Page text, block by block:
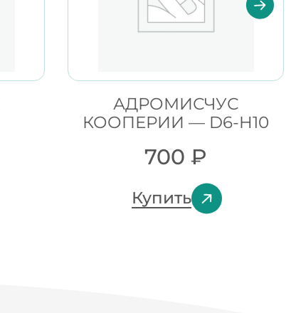
АДРОМИСЧУС
КООПЕРИИ — D6-H10
700 ₽
Купить